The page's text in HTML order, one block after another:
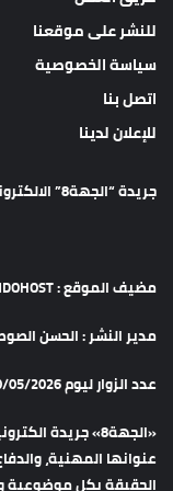
للنشر على موقعنا
سياسة الخصوصية
اتصل بنا
للإعلان لدينا
جريدة “الجهة8” الالكترونية –
مضيف الموقع : NINDOHOST
مدير النشر : الحسن
عدد الزوار ليوم 10/05/2026 : 47984
«الجهة8» جريدة
عنوانها المهنية،
الحقيقة بكل موضوعية